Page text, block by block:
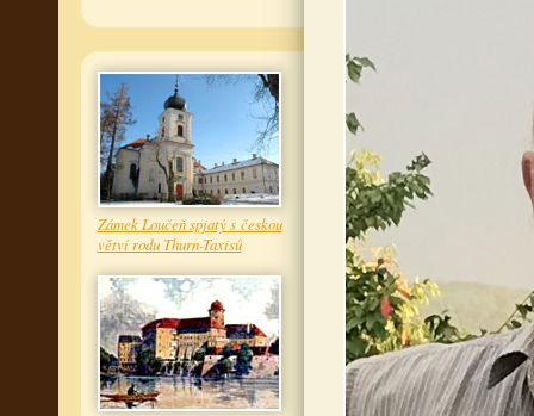
Zámek Loučeň spjatý s českou
větví rodu Thurn-Taxisů